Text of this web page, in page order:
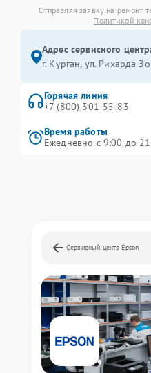
Отправляя заявку на ремонт
Политикой
Адрес сервисного
г. Курган, ул. Рихарда
Горячая линия
+7 (800) 301-55-83
Время работы
Ежедневно с 9:00 до
Сервисный центр Epson